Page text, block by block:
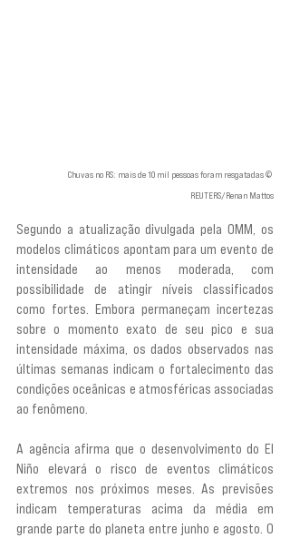
Chuvas no RS: mais de 10 mil pessoas foram resgatadas ©
REUTERS/Renan Mattos
Segundo a atualização divulgada pela OMM, os
modelos climáticos apontam para um evento de
intensidade ao menos moderada, com
possibilidade de atingir níveis classificados
como fortes. Embora permaneçam incertezas
sobre o momento exato de seu pico e sua
intensidade máxima, os dados observados nas
últimas semanas indicam o fortalecimento das
condições oceânicas e atmosféricas associadas
ao fenômeno.
A agência afirma que o desenvolvimento do El
Niño elevará o risco de eventos climáticos
extremos nos próximos meses. As previsões
indicam temperaturas acima da média em
grande parte do planeta entre junho e agosto. O